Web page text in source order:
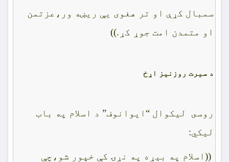
سمبال کړې او تر هغوى يې ريښه ور،عزتمن
او متمدن امت جوړ کړ.))
د سيرت روزنيز اړخ
روسى ليکوال “ايوانوف” د اسلام په باب
ليکي:
((اسلام په بيړه په نړۍ کې خپور شو،چې